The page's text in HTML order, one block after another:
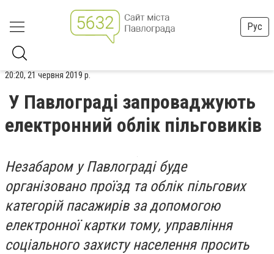
Рус
20:20, 21 червня 2019 р.
У Павлограді запроваджують
електронний облік пільговиків
Незабаром у Павлограді буде
організовано проїзд та облік пільгових
категорій пасажирів за допомогою
електронної картки тому, управління
соціального захисту населення просить